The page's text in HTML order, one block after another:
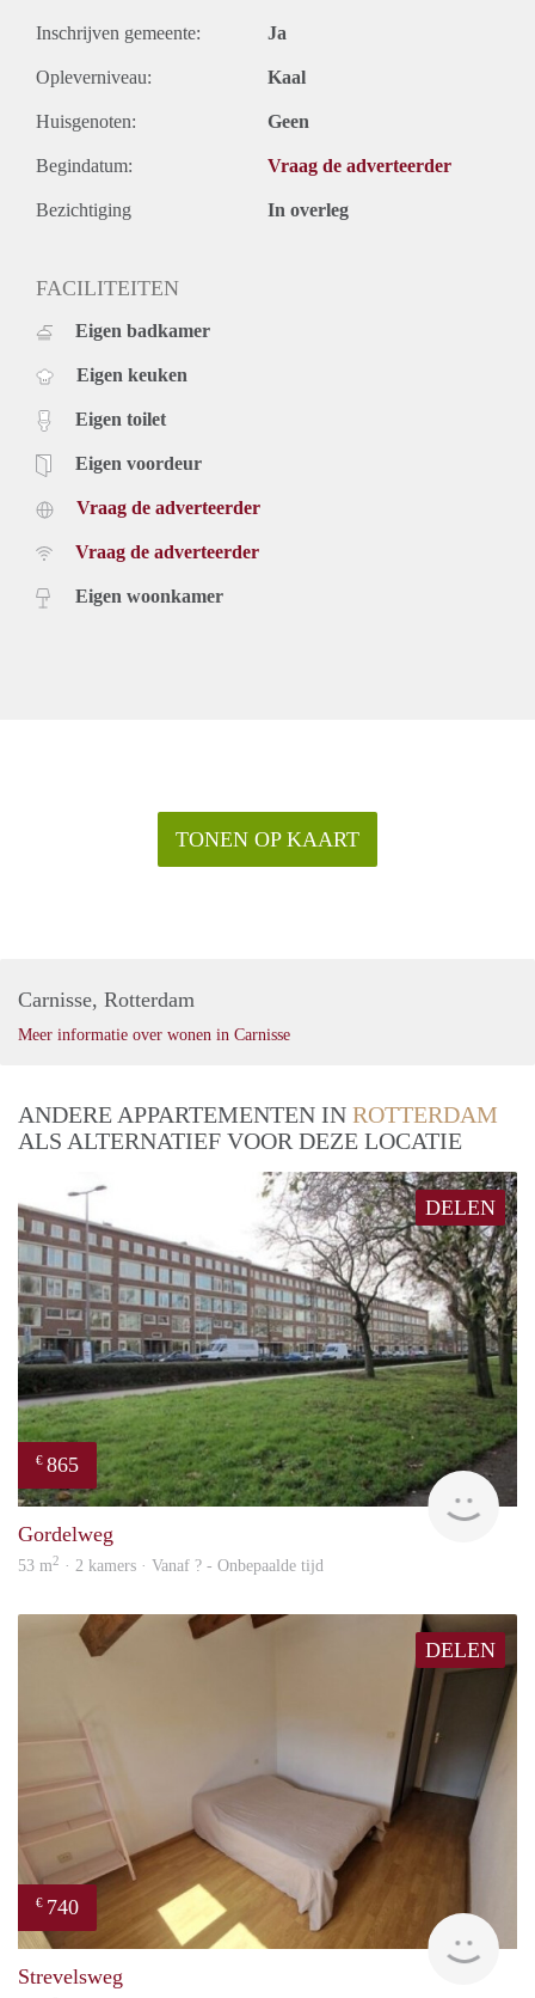
Inschrijven gemeente: Ja
Opleverniveau: Kaal
Huisgenoten: Geen
Begindatum: Vraag de adverteerder
Bezichtiging In overleg
FACILITEITEN
Eigen badkamer
Eigen keuken
Eigen toilet
Eigen voordeur
Vraag de adverteerder
Vraag de adverteerder
Eigen woonkamer
TONEN OP KAART
Carnisse, Rotterdam
Meer informatie over wonen in Carnisse
ANDERE APPARTEMENTEN IN ROTTERDAM
ALS ALTERNATIEF VOOR DEZE LOCATIE
DELEN
€ 865
Gordelweg
53 m2 · 2 kamers · Vanaf ? - Onbepaalde tijd
DELEN
€ 740
Strevelsweg